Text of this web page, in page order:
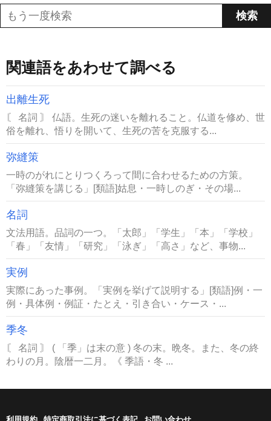
関連語をあわせて調べる
出離生死
〘 名詞 〙 仏語。生死の迷いを離れること。仏道を修め、世
俗を離れ、悟りを開いて、生死の苦を克服する...
弥縫策
一時のがれにとりつくろって間に合わせるための方策。
「弥縫策を講じる」[類語]姑息・一時しのぎ・その場...
名詞
文法用語。品詞の一つ。「太郎」「学生」「本」「学校」
「春」「友情」「研究」「泳ぎ」「高さ」など、事物...
実例
実際にあった事例。「実例を挙げて説明する」[類語]例・一
例・具体例・例証・たとえ・引き合い・ケース・...
季冬
〘 名詞 〙 ( 「季」は末の意 ) 冬の末。晩冬。また、冬の終
わりの月。陰暦一二月。《 季語・冬 ...